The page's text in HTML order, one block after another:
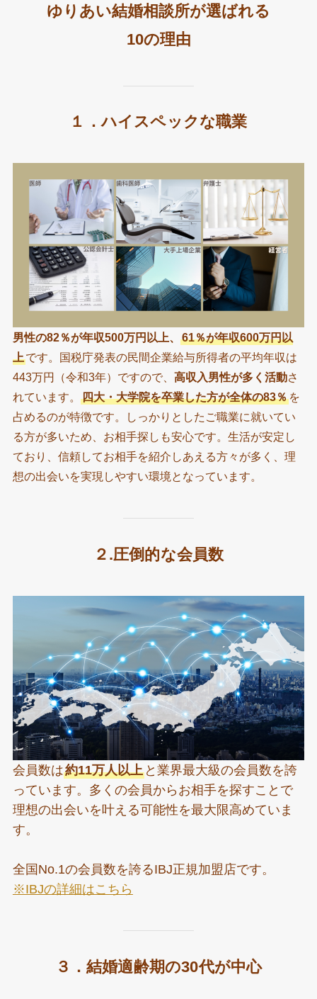
ゆりあい結婚相談所が選ばれる
10の理由
１．ハイスペックな職業
男性の82％が年収500万円以上、
61％が年収600万円以
上です。国税庁発表の民間企業給与所得者の平均年収は
443万円（令和3年）ですので、 高収入男性が多く活動さ
れています。
四大・大学院を卒業した方が全体の83％を
占めるのが特徴です。しっかりとしたご職業に就いてい
る方が多いため、お相手探しも安心です。生活が安定し
ており、信頼してお相手を紹介しあえる方々が多く、理
想の出会いを実現しやすい環境となっています。
２.圧倒的な会員数
会員数は約11万人以上と業界最大級の会員数を誇
っています。多くの会員からお相手を探すことで
理想の出会いを叶える可能性を最大限高めていま
す。
全国No.1の会員数を誇るIBJ正規加盟店です。
※IBJの詳細はこちら
３．結婚適齢期の30代が中心